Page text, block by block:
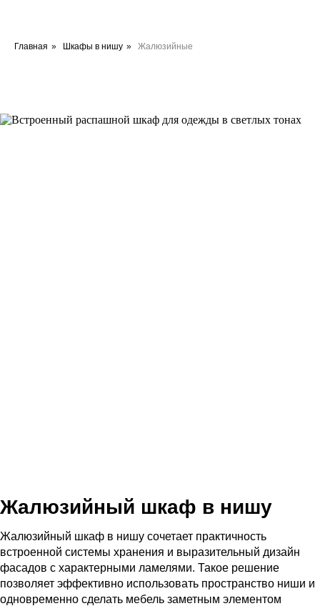
Главная » Шкафы в нишу » Жалюзийные
Жалюзийный шкаф в нишу
Жалюзийный шкаф в нишу сочетает практичность
встроенной системы хранения и выразительный дизайн
фасадов с характерными ламелями. Такое решение
позволяет эффективно использовать пространство ниши и
одновременно сделать мебель заметным элементом